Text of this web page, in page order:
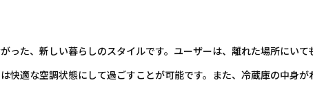
った、新しい暮らしのスタイルです。ユーザーは、離れた場所にい
快適な空調状態にして過ごすことが可能です。また、冷蔵庫の中身